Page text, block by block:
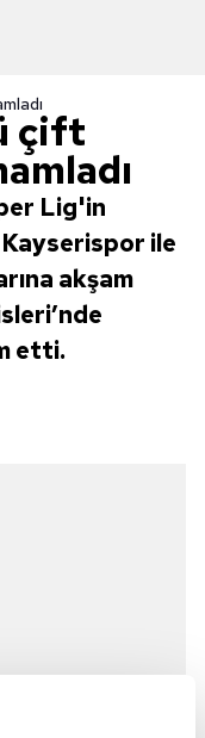
çift
Lig'in
ile
akşam
etti.